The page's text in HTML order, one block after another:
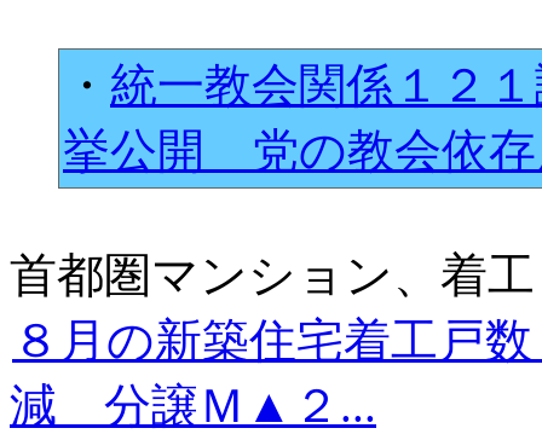
・ 統一教会関係１２
挙公開 党の教会依
首都圏マンション、着
８月の新築住宅着工戸
減 分譲Ｍ▲２...